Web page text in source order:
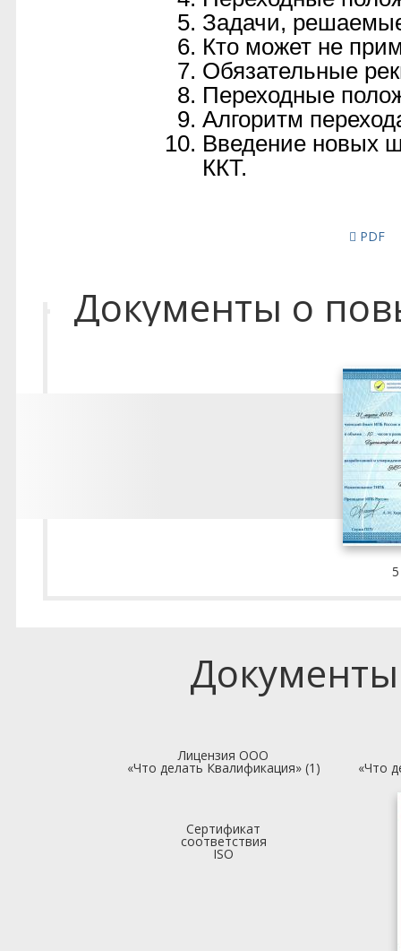
PDF
Документы о
Лицензия ООО
«Что делать Квалификация» (1) «Что
Сертификат
соответствия
ISO